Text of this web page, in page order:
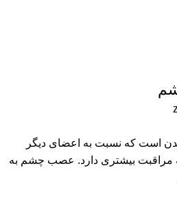
است که نسبت به اعضای دیگر
مراقبت بیشتری دارد. عصب چشم به